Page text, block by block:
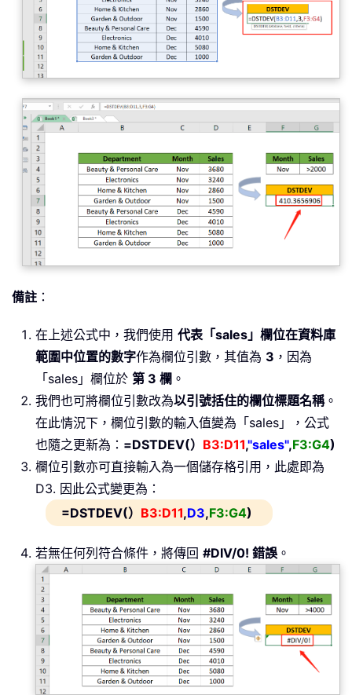
備註 ：
在上述公式中，我們使用 代表「sales」欄位在資料庫
範圍中位置的數字作為欄位引數，其值為 3 ，因為
「sales」欄位於 第 3 欄 。
我們也可將欄位引數改為以引號括住的欄位標題名稱。
在此情況下，欄位引數的輸入值變為「sales」，公式
也隨之更新為： =DSTDEV(） B3:D11,"sales",F3:G4)
欄位引數亦可直接輸入為一個儲存格引用，此處即為
D3. 因此公式變更為：
=DSTDEV(） B3:D11,D3,F3:G4)
若無任何列符合條件，將傳回 #DIV/0! 錯誤 。